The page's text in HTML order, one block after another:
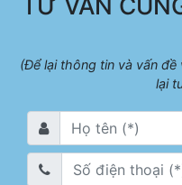
(Để lại thông tin và vấn
lại